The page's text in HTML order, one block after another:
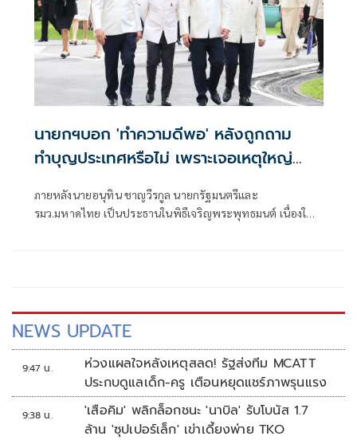
นายกฯบอก 'ทำความดีพอ' หลังถูกถาม
ทำบุญประเทศหรือไม่ เพราะเจอเหตุใหญ่
ภายหลังนายอนุทิน ชาญวีรกูล นายกรัฐมนตรีและ
รมว.มหาดไทย เป็นประธานในพิธีเจริญพระพุทธมนต์ เนื่องใน
NEWS UPDATE
9:47 น.
ห่วงแผลใจหลังเหตุสลด! รัฐส่งทีม MCATT
ประกบดูแลเด็ก-ครู เตือนหยุดแชร์ภาพรุนแรง
9:38 น.
'เสือคิม' พลิกล็อกชนะ 'นาบิล' รับโบนัส 1.7
ล้าน 'ซุปเปอร์เล็ก' เข่าเดี้ยงพ่าย TKO